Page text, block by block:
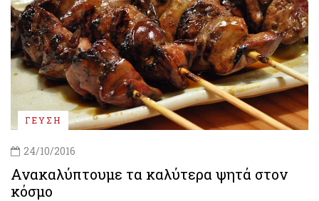
ΓΕΥΣΗ
24/10/2016
Ανακαλύπτουμε τα καλύτερα ψητά στον
κόσμο